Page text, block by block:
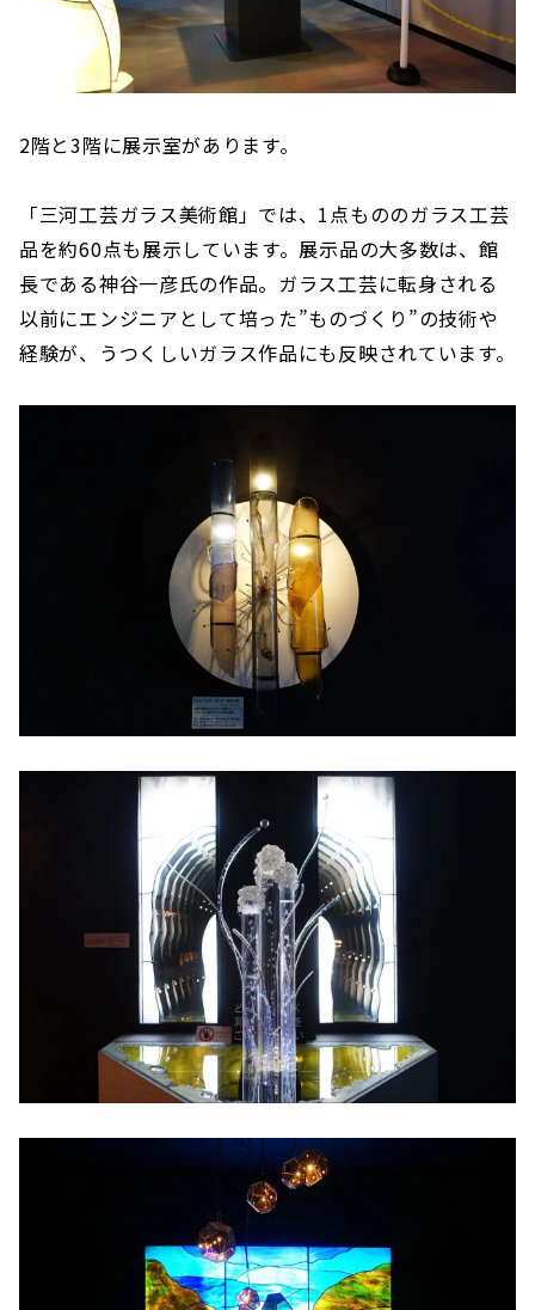
2階と3階に展示室があります。
「三河工芸ガラス美術館」では、1点もののガラス工芸
品を約60点も展示しています。展示品の大多数は、館
長である神谷一彦氏の作品。ガラス工芸に転身される
以前にエンジニアとして培った”ものづくり”の技術や
経験が、うつくしいガラス作品にも反映されています。